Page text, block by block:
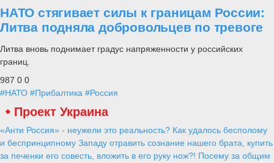
НАТО стягивает силы к границам России:
Литва подняла добровольцев по тревоге
Литва вновь поднимает градус напряженности у российских
границ.
987 0 0
#НАТО #Прибалтика #Россия
Проект Украина
«Анти Россия» - неужели это реальность? Как удалось бесполому
и беспринципному Западу отравить сознание нашего брата, купить
за печенки его совесть, вложить в его руку нож?! Посему за общим